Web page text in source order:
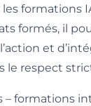
formations
formés, il
et
le respect
– formations